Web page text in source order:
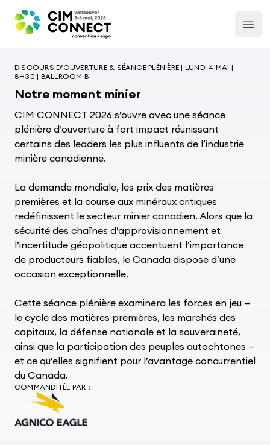
CIM Convention
DISCOURS D’OUVERTURE & SÉANCE PLÉNIÈRE | LUNDI 4 MAI |
8H30 | BALLROOM B
Notre moment minier
CIM CONNECT 2026 s’ouvre avec une séance
plénière d’ouverture à fort impact réunissant
certains des leaders les plus influents de l’industrie
minière canadienne.
La demande mondiale, les prix des matières
premières et la course aux minéraux critiques
redéfinissent le secteur minier canadien. Alors que la
sécurité des chaînes d’approvisionnement et
l’incertitude géopolitique accentuent l’importance
de producteurs fiables, le Canada dispose d’une
occasion exceptionnelle.
Cette séance plénière examinera les forces en jeu —
le cycle des matières premières, les marchés des
capitaux, la défense nationale et la souveraineté,
ainsi que la participation des peuples autochtones —
et ce qu’elles signifient pour l’avantage concurrentiel
du Canada.
COMMANDITÉE PAR :